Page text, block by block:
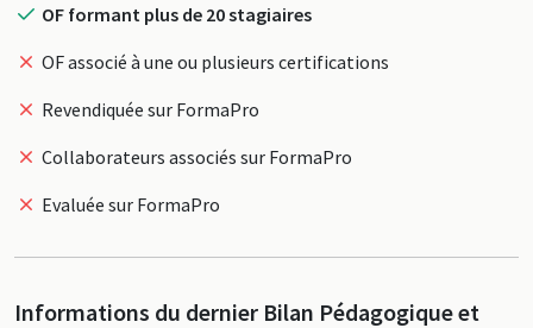
OF formant plus de 20 stagiaires
OF associé à une ou plusieurs certifications
Revendiquée sur FormaPro
Collaborateurs associés sur FormaPro
Evaluée sur FormaPro
Informations du dernier Bilan Pédagogique et